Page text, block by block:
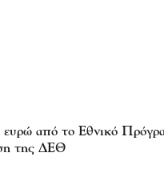
από το Εθνικό
της ΔΕΘ